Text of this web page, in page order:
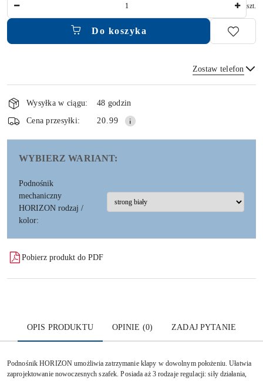
szt.
Do koszyka
Zostaw telefon
Wyślij
Dostępność
i
dostawa
Wysyłka w ciągu:
48 godzin
Cena przesyłki:
20.99
WYBIERZ WARIANT:
Podnośnik
mechaniczny
HORIZON rodzaj /
kolor:
Pobierz produkt do PDF
OPIS PRODUKTU OPINIE (0) ZADAJ PYTANIE
Podnośnik HORIZON umożliwia zatrzymanie klapy w dowolnym położeniu. Ułatwia
zaprojektowanie nowoczesnych szafek. Posiada aż 3 rodzaje regulacji: siły działania,